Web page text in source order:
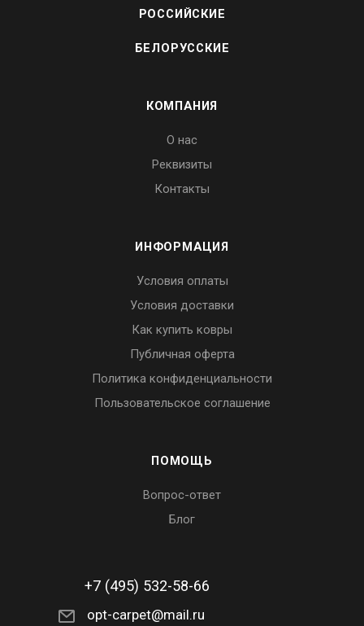
РОССИЙСКИЕ
БЕЛОРУССКИЕ
КОМПАНИЯ
О нас
Реквизиты
Контакты
ИНФОРМАЦИЯ
Условия оплаты
Условия доставки
Как купить ковры
Публичная оферта
Политика конфиденциальности
Пользовательское соглашение
ПОМОЩЬ
Вопрос-ответ
Блог
+7 (495) 532-58-66
opt-carpet@mail.ru